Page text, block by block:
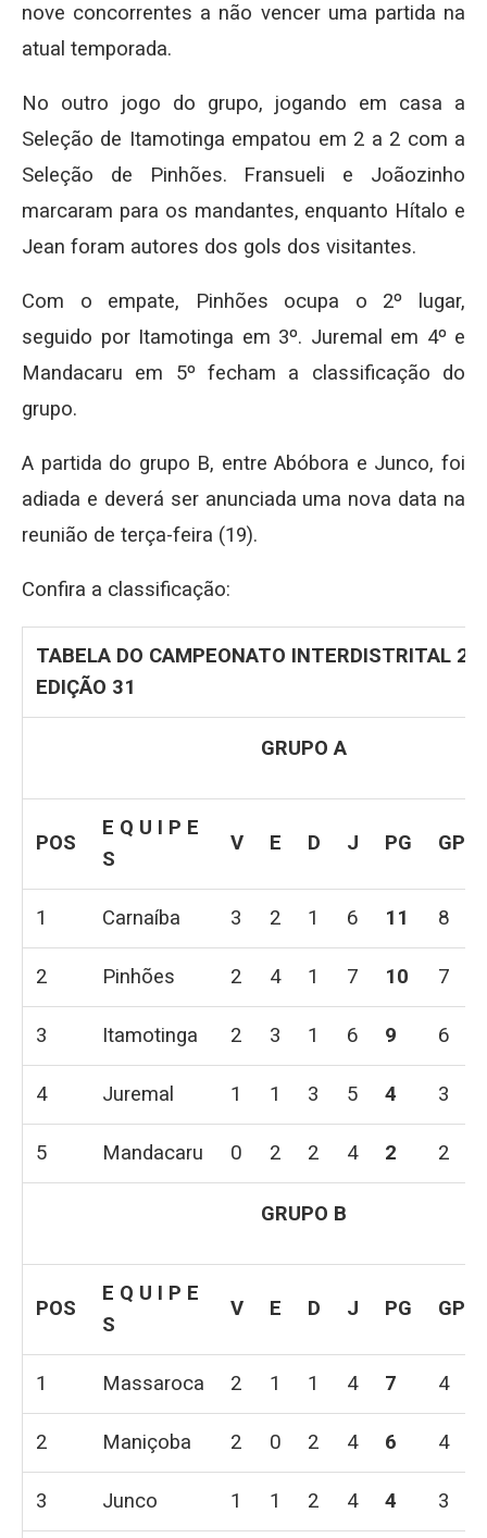
nove concorrentes a não vencer uma partida na
atual temporada.
No outro jogo do grupo, jogando em casa a
Seleção de Itamotinga empatou em 2 a 2 com a
Seleção de Pinhões. Fransueli e Joãozinho
marcaram para os mandantes, enquanto Hítalo e
Jean foram autores dos gols dos visitantes.
Com o empate, Pinhões ocupa o 2º lugar,
seguido por Itamotinga em 3º. Juremal em 4º e
Mandacaru em 5º fecham a classificação do
grupo.
A partida do grupo B, entre Abóbora e Junco, foi
adiada e deverá ser anunciada uma nova data na
reunião de terça-feira (19).
Confira a classificação:
TABELA DO CAMPEONATO INTERDISTRITAL
EDIÇÃO 31
GRUPO A
POS
E Q U I P E
S
V E D J PG GP
1 Carnaíba 3 2 1 6 11 8
2 Pinhões 2 4 1 7 10 7
3 Itamotinga 2 3 1 6 9 6
4 Juremal 1 1 3 5 4 3
5 Mandacaru 0 2 2 4 2 2
GRUPO B
POS
E Q U I P E
S
V E D J PG GP
1 Massaroca 2 1 1 4 7 4
2 Maniçoba 2 0 2 4 6 4
3 Junco 1 1 2 4 4 3